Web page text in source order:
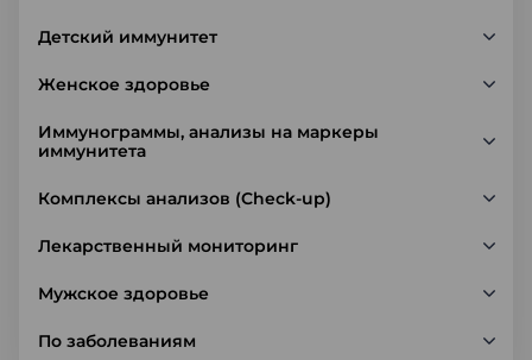
Детский иммунитет
Женское здоровье
Иммунограммы, анализы на маркеры
иммунитета
Комплексы анализов (Check-up)
Лекарственный мониторинг
Мужское здоровье
По заболеваниям